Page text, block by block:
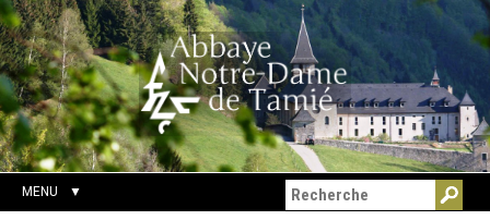
Aller
au
contenu.
|
Aller
à
la
navigation
Outils
personnels
Chercher par
Recherche
avancée…
MENU